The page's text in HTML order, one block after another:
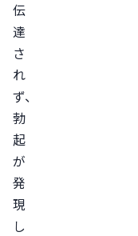
伝
達
さ
れ
ず、
勃
起
が
発
現
し